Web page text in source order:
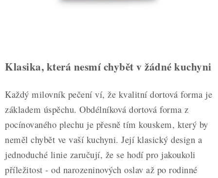
Nepřevzetí zásilky na dobírku
Hodnocení obchodu
Podmínky ochrany osobních údajů
Klasika, která nesmí chybět v žádné kuchyni
Každý milovník pečení ví, že kvalitní dortová forma je
základem úspěchu. Obdélníková dortová forma z
pocínovaného plechu je přesně tím kouskem, který by
neměl chybět ve vaší kuchyni. Její klasický design a
jednoduché linie zaručují, že se hodí pro jakoukoli
příležitost - od narozeninových oslav až po rodinné